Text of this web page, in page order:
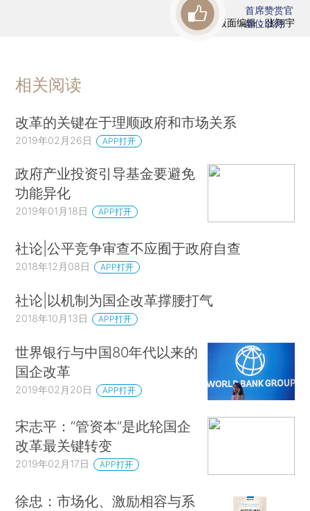
（*1.Why China is Different，THE E，Nov. 11，
2010. ）之后，上市国有企业虽然普遍受到近期物
中继续扮演主要角色。由于政策制定者鼓励国有企
业发行部分股票，以代替私有化或者作为私有化的
第一步，上市国有企业，即仍然由政府所有但部分
股份可以在公开股票市场交易的企业，在世界各地
上市公司的“混合所有制”模式正在蔓延。比
如，沙特阿拉伯以前实行的制度是国家拥有国有企
石油上市。（*2.Saudi Arabia Considers Aramco
Share Sale，FINANCIAL TIMES，Jan. 7，2016.
）在中国，政府支持混合所有制，以改革庞大的国
有经济部门。（*3.参见第二部分第8节关于中国的
入私人资本后，将改善它们的管理，并使之受到市
场规则的约束。
所以混合所有制结构在标准的上市公司的公司治理
问题之上，又增加了独特的治理挑战。由于监督国
有企业的官员与拥有国有企业的公民相分离，国家
所有制产生了自己的代理问题。正如最近在巴西发
版面编辑：张翔宇
首席赞赏官
虚位以待
相关阅读
改革的关键在于理顺政府和市场关系
2019年02月26日 APP打开
政府产业投资引导基金要避免
功能异化
2019年01月18日 APP打开
社论|公平竞争审查不应囿于政府自查
2018年12月08日 APP打开
社论|以机制为国企改革撑腰打气
2018年10月13日 APP打开
世界银行与中国80年代以来的
国企改革
2019年02月20日 APP打开
宋志平：“管资本”是此轮国企
改革最关键转变
2019年02月17日 APP打开
徐忠：市场化、激励相容与系